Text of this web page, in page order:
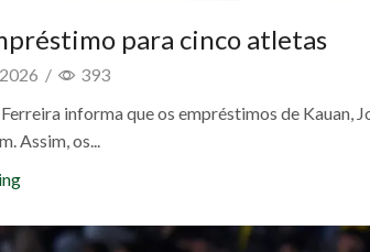
para cinco atletas
/
393
informa que os empréstimos de
Assim, os...